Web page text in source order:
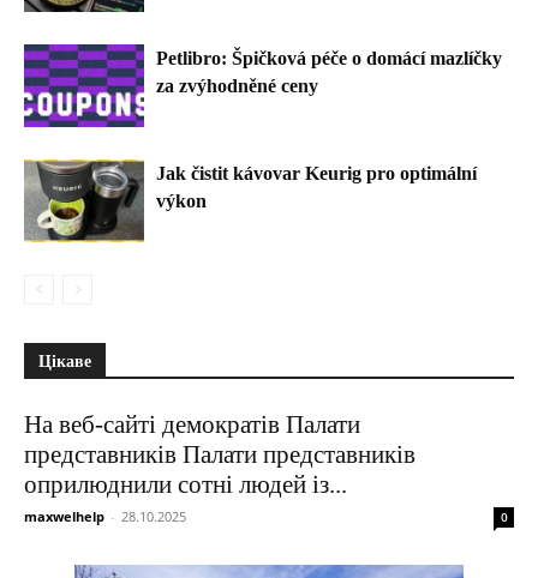
Petlibro: Špičková péče o domácí mazlíčky
za zvýhodněné ceny
Jak čistit kávovar Keurig pro optimální
výkon
Цікаве
На веб-сайті демократів Палати
представників Палати представників
оприлюднили сотні людей із...
maxwelhelp - 28.10.2025 0